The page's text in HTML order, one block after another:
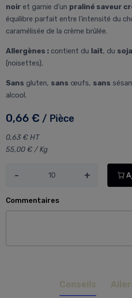
noir et garnie d’un praliné saveur
équilibre parfait entre l’intensité du
caramélisée de la crème brûlée.
Allergènes : contient du lait, du soja
(noisettes).
Sans gluten, sans œufs, sans
alcool.
0,66 € / Pièce
0,63 € HT
55,00 € / Kg
- +
Commentaires
Conseils